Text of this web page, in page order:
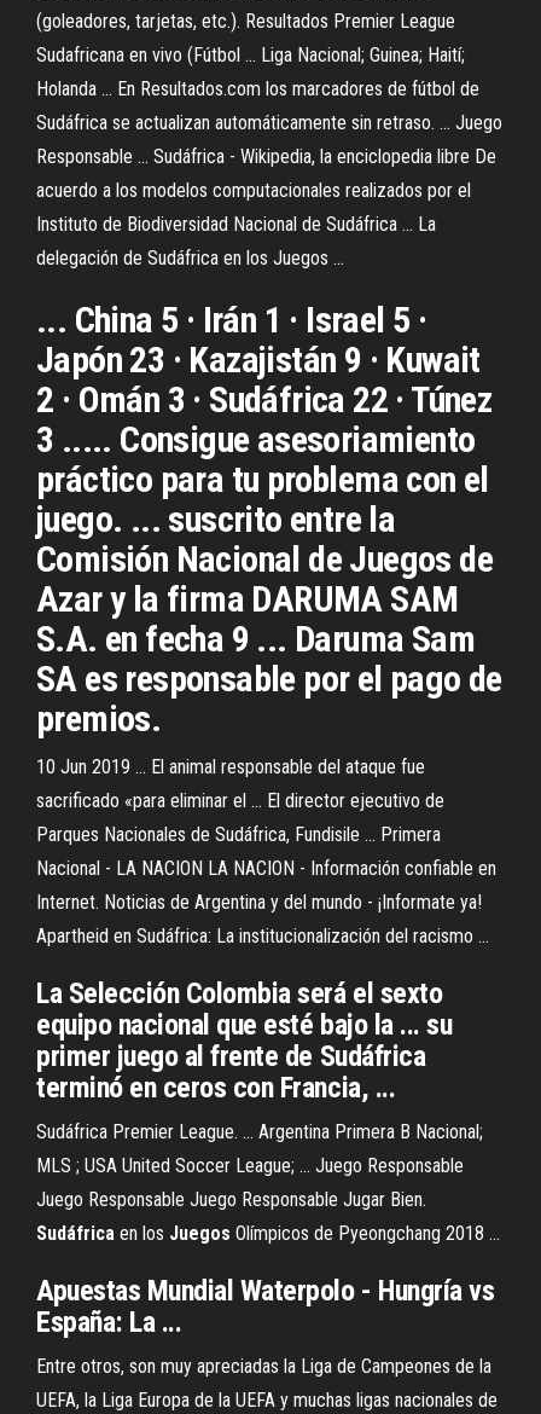
(goleadores, tarjetas, etc.). Resultados Premier League
Sudafricana en vivo (Fútbol ... Liga Nacional; Guinea; Haití;
Holanda ... En Resultados.com los marcadores de fútbol de
Sudáfrica se actualizan automáticamente sin retraso. ... Juego
Responsable ... Sudáfrica - Wikipedia, la enciclopedia libre De
acuerdo a los modelos computacionales realizados por el
Instituto de Biodiversidad Nacional de Sudáfrica ... La
delegación de Sudáfrica en los Juegos ...
... China 5 · Irán 1 · Israel 5 ·
Japón 23 · Kazajistán 9 · Kuwait
2 · Omán 3 · Sudáfrica 22 · Túnez
3 ..... Consigue asesoriamiento
práctico para tu problema con el
juego. ... suscrito entre la
Comisión Nacional de Juegos de
Azar y la firma DARUMA SAM
S.A. en fecha 9 ... Daruma Sam
SA es responsable por el pago de
premios.
10 Jun 2019 ... El animal responsable del ataque fue
sacrificado «para eliminar el ... El director ejecutivo de
Parques Nacionales de Sudáfrica, Fundisile ... Primera
Nacional - LA NACION LA NACION - Información confiable en
Internet. Noticias de Argentina y del mundo - ¡Informate ya!
Apartheid en Sudáfrica: La institucionalización del racismo ...
La Selección Colombia será el sexto
equipo nacional que esté bajo la ... su
primer juego al frente de Sudáfrica
terminó en ceros con Francia, ...
Sudáfrica Premier League. ... Argentina Primera B Nacional;
MLS ; USA United Soccer League; ... Juego Responsable
Juego Responsable Juego Responsable Jugar Bien.
Sudáfrica en los Juegos Olímpicos de Pyeongchang 2018 ...
Apuestas Mundial Waterpolo - Hungría vs
España: La ...
Entre otros, son muy apreciadas la Liga de Campeones de la
UEFA, la Liga Europa de la UEFA y muchas ligas nacionales de